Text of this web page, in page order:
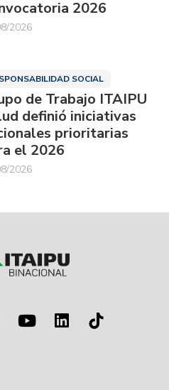
2026
2026
SOCIAL
de Trabajo ITAIPU
definió iniciativas
prioritarias
el 2026
2026